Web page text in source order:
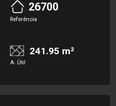
26700
Referência
241.95 m²
A. Útil